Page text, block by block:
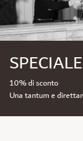
10% di sconto
Una tantum e